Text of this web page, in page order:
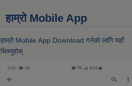
हाम्राे Mobile App
हाम्राे Mobile App Download गर्नकाे लागि यहाँ
थिच्नुहोस्‌